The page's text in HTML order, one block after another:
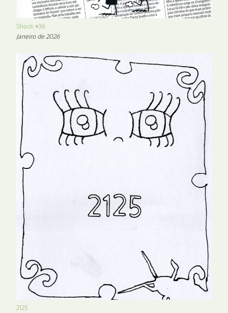
Shock #36
Janeiro de 2026
2125